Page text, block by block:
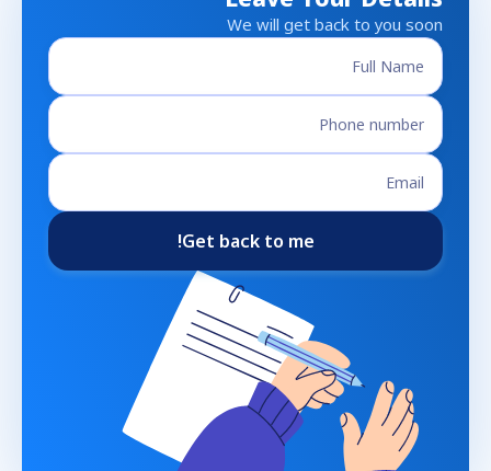
We will get back to you soon
Get back to me!